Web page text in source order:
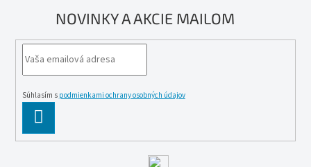
NOVINKY A AKCIE MAILOM
Súhlasím s podmienkami ochrany osobných údajov
SE